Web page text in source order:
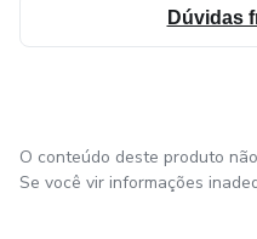
Dúvidas
O conteúdo deste produto
Se você vir informações